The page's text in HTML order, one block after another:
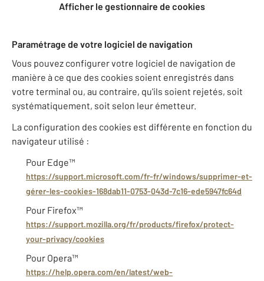
Afficher le gestionnaire de cookies
Paramétrage de votre logiciel de navigation
Vous pouvez configurer votre logiciel de navigation de
manière à ce que des cookies soient enregistrés dans
votre terminal ou, au contraire, qu'ils soient rejetés, soit
systématiquement, soit selon leur émetteur.
La configuration des cookies est différente en fonction du
navigateur utilisé :
Pour Edge™
https://support.microsoft.com/fr-fr/windows/supprimer-et-
gérer-les-cookies-168dab11-0753-043d-7c16-ede5947fc64d
Pour Firefox™
https://support.mozilla.org/fr/products/firefox/protect-
your-privacy/cookies
Pour Opera™
https://help.opera.com/en/latest/web-